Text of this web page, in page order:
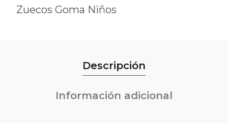
Zuecos Goma Niños
Descripción
Información adicional